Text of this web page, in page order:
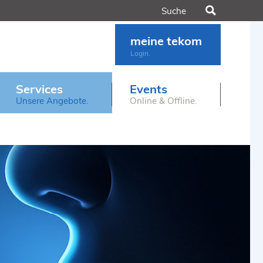
Services
Unsere Angebote.
Events
Online & Offline.
meine tekom
Login.